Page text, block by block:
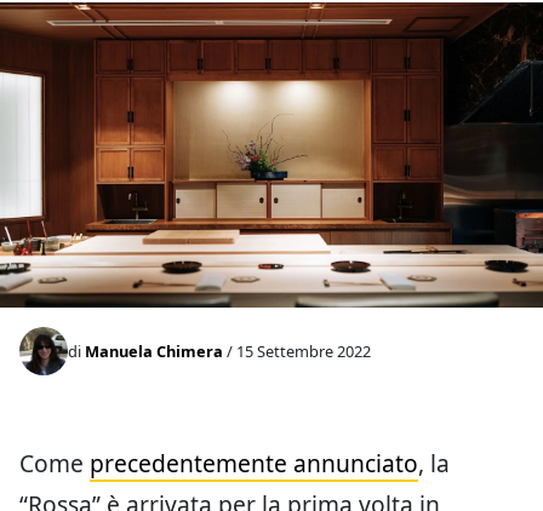
di Manuela Chimera / 15 Settembre 2022
Come precedentemente annunciato, la
“Rossa” è arrivata per la prima volta in